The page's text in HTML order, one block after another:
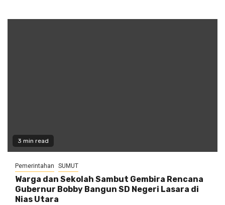
3 min read
Pemerintahan SUMUT
Warga dan Sekolah Sambut Gembira Rencana
Gubernur Bobby Bangun SD Negeri Lasara di
Nias Utara